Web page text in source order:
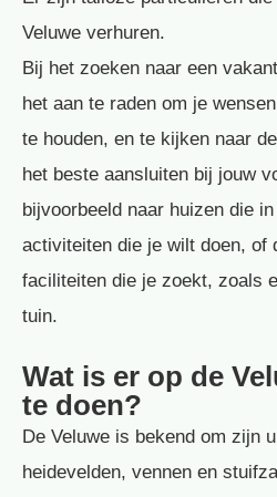
Veluwe verhuren.
Bij het zoeken naar een
het aan te raden om je
te houden, en te kijken naar
het beste aansluiten bij jouw
bijvoorbeeld naar huizen die
activiteiten die je wilt doen, of
faciliteiten die je zoekt, zoals
tuin.
Wat is er op de
te doen?
De Veluwe is bekend om zijn
heidevelden, vennen en